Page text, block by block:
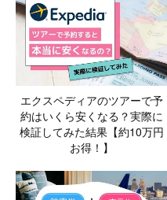
エクスペディアのツアーで予
約はいくら安くなる？実際に
検証してみた結果【約10万円
お得！】